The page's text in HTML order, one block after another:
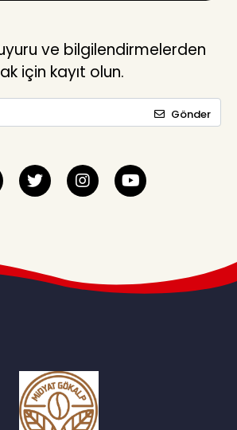
ve bilgilendirmelerden
için kayıt olun.
Gönder